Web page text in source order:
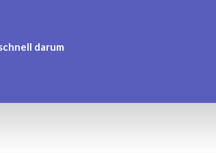
darum